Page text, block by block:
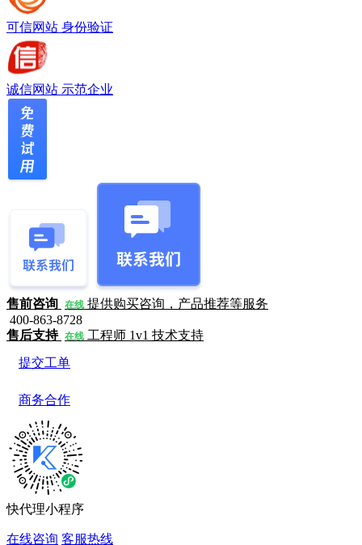
可信网站 身份验证
诚信网站 示范企业
售前咨询 在线 提供购买咨询，产品推荐等服务
400-863-8728
售后支持 在线 工程师 1v1 技术支持
提交工单
商务合作
快代理小程序
在线咨询 客服热线